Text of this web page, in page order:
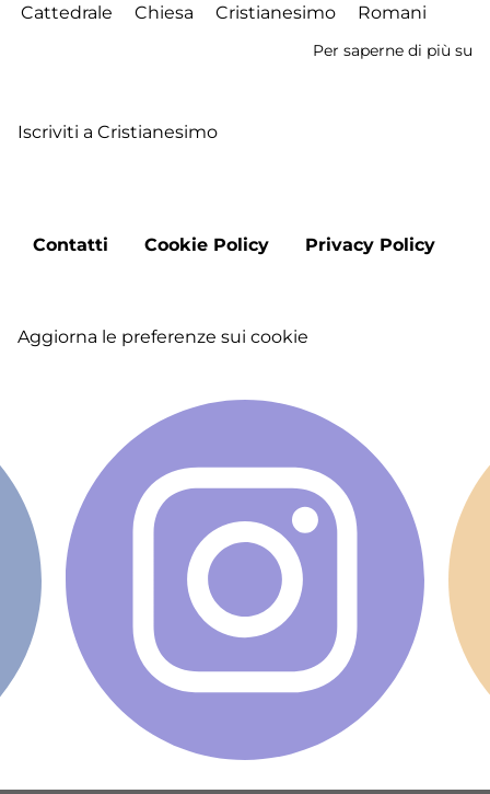
Cattedrale
Chiesa Cristianesimo Romani
Per saperne di più su
Iscriviti a Cristianesimo
Footer
Contatti Cookie Policy Privacy Policy
Aggiorna le preferenze sui cookie